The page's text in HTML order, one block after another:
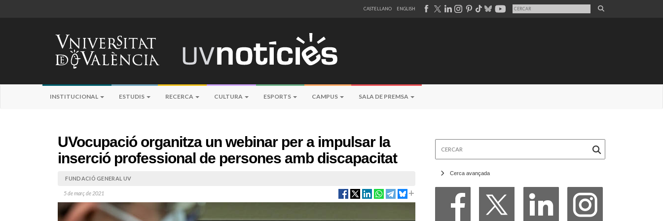
CASTELLANO ENGLISH
INSTITUCIONAL ESTUDIS RECERCA CULTURA ESPORTS CAMPUS SALA DE PREMSA
UVocupació organitza un webinar per a impulsar la
inserció professional de persones amb discapacitat
FUNDACIÓ GENERAL UV
5 de març de 2021
Cerca avançada